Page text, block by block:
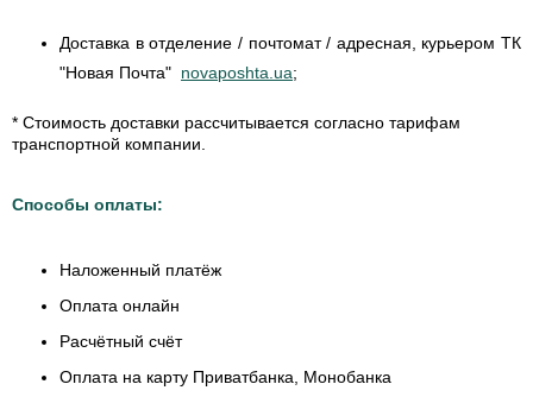
Доставка в отделение / почтомат / адресная, курьером ТК
"Новая Почта" novaposhta.ua;
* Стоимость доставки рассчитывается согласно тарифам
транспортной компании.
Способы оплаты:
Наложенный платёж
Оплата онлайн
Расчётный счёт
Оплата на карту Приватбанка, Монобанка